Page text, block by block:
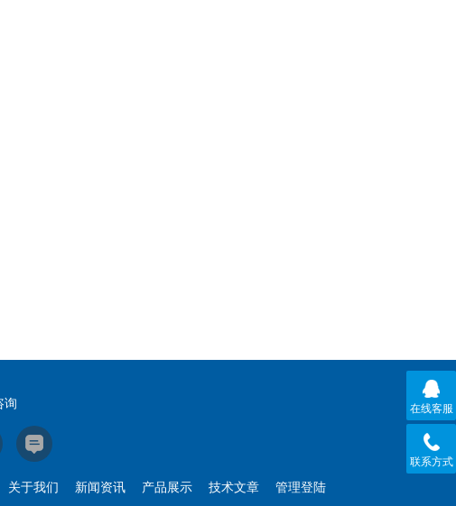
询
关于我们 新闻资讯 产品展示 技术文章 管理登陆
在线客服
联系方式